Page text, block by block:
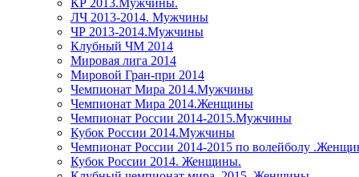
КР 2013.Мужчины.
ЛЧ 2013-2014. Мужчины
ЧР 2013-2014.Мужчины
Клубный ЧМ 2014
Мировая лига 2014
Мировой Гран-при 2014
Чемпионат Мира 2014.Мужчины
Чемпионат Мира 2014.Женщины
Чемпионат России 2014-2015.Мужчины
Кубок России 2014.Мужчины
Чемпионат России 2014-2015 по волейболу
Кубок России 2014. Женщины.